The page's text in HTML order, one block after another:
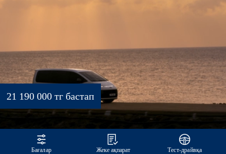
21 190 000 тг бастап
Бағалар Жеке ақпарат Тест-драйвқа